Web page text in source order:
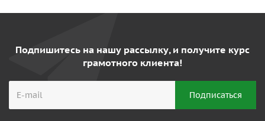
Подпишитесь на нашу рассылку, и получите курс
грамотного клиента!